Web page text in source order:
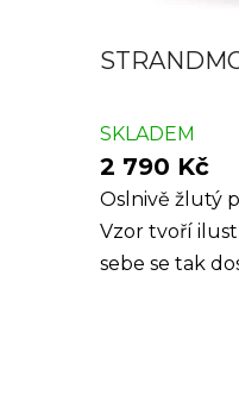
SKLADEM
2 790 Kč
Oslnivě žlutý
Vzor tvoří
sebe se tak